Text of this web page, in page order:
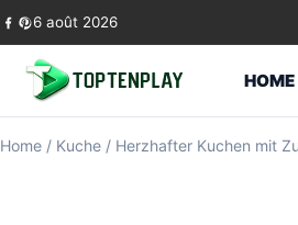
Skip to content
6 août 2026
HOME
Home / Kuche / Herzhafter Kuchen mit